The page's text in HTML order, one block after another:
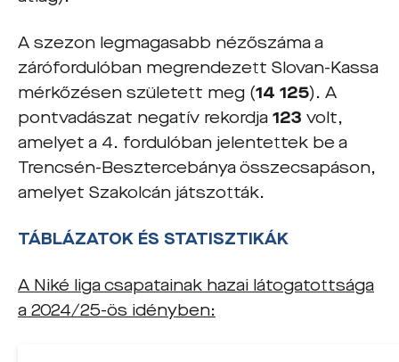
A szezon legmagasabb nézőszáma a
zárófordulóban megrendezett Slovan-Kassa
mérkőzésen született meg (14 125). A
pontvadászat negatív rekordja 123 volt,
amelyet a 4. fordulóban jelentettek be a
Trencsén-Besztercebánya összecsapáson,
amelyet Szakolcán játszották.
TÁBLÁZATOK ÉS STATISZTIKÁK
A Niké liga csapatainak hazai látogatottsága
a 2024/25-ös idényben: